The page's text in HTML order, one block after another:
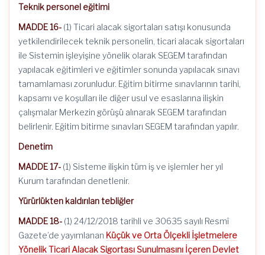
Teknik personel eğitimi
MADDE 16- (1) Ticari alacak sigortaları satışı konusunda
yetkilendirilecek teknik personelin, ticari alacak sigortaları
ile Sistemin işleyişine yönelik olarak SEGEM tarafından
yapılacak eğitimleri ve eğitimler sonunda yapılacak sınavı
tamamlaması zorunludur. Eğitim bitirme sınavlarının tarihi,
kapsamı ve koşulları ile diğer usul ve esaslarına ilişkin
çalışmalar Merkezin görüşü alınarak SEGEM tarafından
belirlenir. Eğitim bitirme sınavları SEGEM tarafından yapılır.
Denetim
MADDE 17- (1) Sisteme ilişkin tüm iş ve işlemler her yıl
Kurum tarafından denetlenir.
Yürürlükten kaldırılan tebliğler
MADDE 18- (1) 24/12/2018 tarihli ve 30635 sayılı Resmî
Gazete’de yayımlanan Küçük ve Orta Ölçekli İşletmelere
Yönelik Ticari Alacak Sigortası Sunulmasını İçeren Devlet